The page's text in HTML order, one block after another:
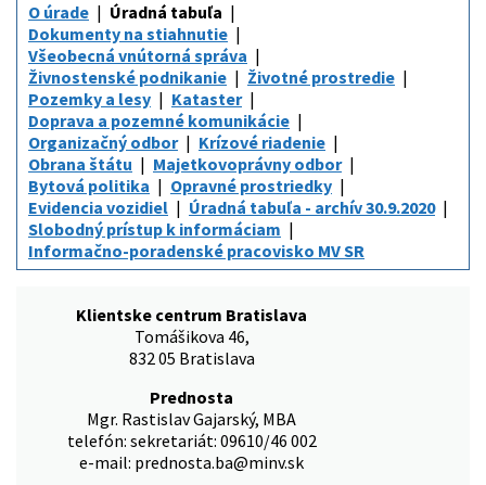
O úrade
Úradná tabuľa
Dokumenty na stiahnutie
Všeobecná vnútorná správa
Živnostenské podnikanie
Životné prostredie
Pozemky a lesy
Kataster
Doprava a pozemné komunikácie
Organizačný odbor
Krízové riadenie
Obrana štátu
Majetkovoprávny odbor
Bytová politika
Opravné prostriedky
Evidencia vozidiel
Úradná tabuľa - archív 30.9.2020
Slobodný prístup k informáciam
Informačno-poradenské pracovisko MV SR
Klientske centrum Bratislava
Tomášikova 46,
832 05 Bratislava
Prednosta
Mgr. Rastislav Gajarský, MBA
telefón: sekretariát: 09610/46 002
e-mail: prednosta.ba@minv.sk